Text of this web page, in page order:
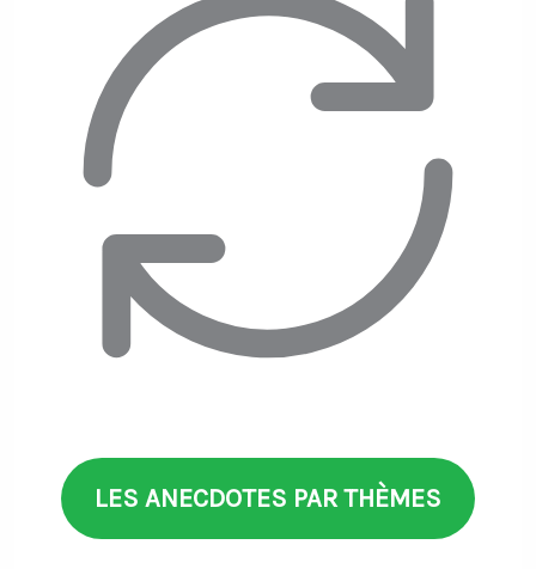
LES ANECDOTES PAR THÈMES